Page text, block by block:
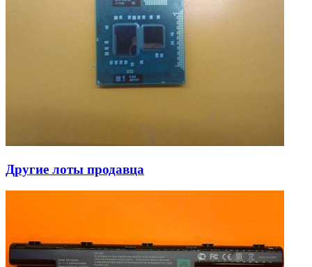
Другие лоты продавца